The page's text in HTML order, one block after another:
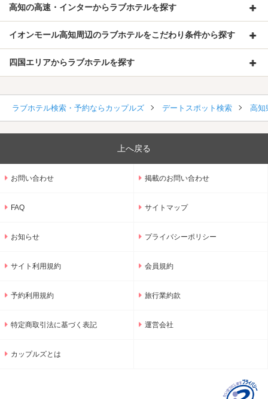
高知の高速・インターからラブホテルを探す
イオンモール高知周辺のラブホテルをこだわり条件から探す
四国エリアからラブホテルを探す
ラブホテル検索・予約ならカップルズ デートスポット検索 高知
上へ戻る
お問い合わせ 掲載のお問い合わせ
FAQ サイトマップ
お知らせ プライバシーポリシー
サイト利用規約 会員規約
予約利用規約 旅行業約款
特定商取引法に基づく表記 運営会社
カップルズとは